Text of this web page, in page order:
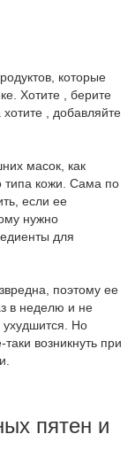
которые
Хотите , берите
, добавляйте
масок, как
типа кожи. Сама по
если ее
нужно
для
поэтому ее
в неделю и не
ухудшится. Но
возникнуть при
пятен и